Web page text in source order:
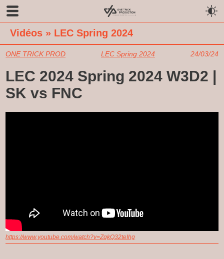
Vidéos » LEC Spring 2024
ONE TRICK PROD LEC Spring 2024 24/03/24
LEC 2024 Spring 2024 W3D2 |
SK vs FNC
https://www.youtube.com/watch?v=ZqkQ32teIhg